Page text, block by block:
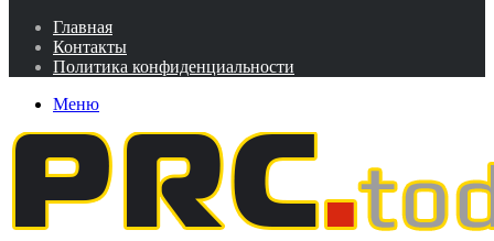
Главная
Контакты
Политика конфиденциальности
Меню